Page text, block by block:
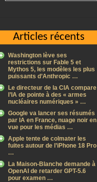
Articles récents
Washington lève ses
restrictions sur Fable 5 et
Mythos 5, les modèles les plus
puissants d’Anthropic …
Le directeur de la CIA compare
l’IA de pointe à des « armes
nucléaires numériques » …
Google va lancer ses résumés
par IA en France, nuage noir en
vue pour les médias …
Apple tente de colmater les
fuites autour de l’iPhone 18 Pro
…
La Maison-Blanche demande à
OpenAI de retarder GPT-5.6
pour examen …